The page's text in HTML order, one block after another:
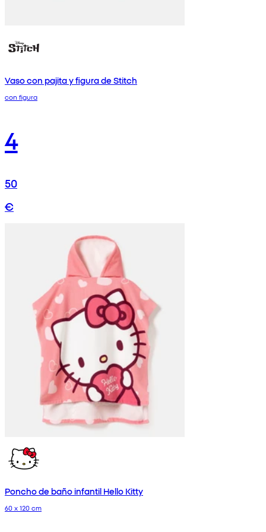
Vaso con pajita y figura de Stitch
con figura
4
50
€
Poncho de baño infantil Hello Kitty
60 x 120 cm